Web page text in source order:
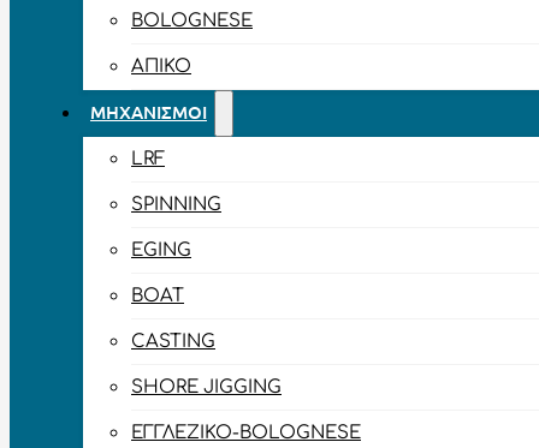
BOLOGNESE
ΑΠΊΚΟ
ΜΗΧΑΝΙΣΜΟΊ
LRF
SPINNING
EGING
BOAT
CASTING
SHORE JIGGING
ΕΓΓΛΈΖΙΚΟ-BOLOGNESE